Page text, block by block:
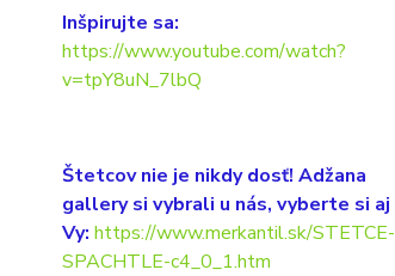
Inšpirujte sa:
https://www.youtube.com/watch?
v=tpY8uN_7lbQ
Štetcov nie je nikdy dosť! Adžana
gallery si vybrali u nás, vyberte si aj
Vy: https://www.merkantil.sk/STETCE-
SPACHTLE-c4_0_1.htm